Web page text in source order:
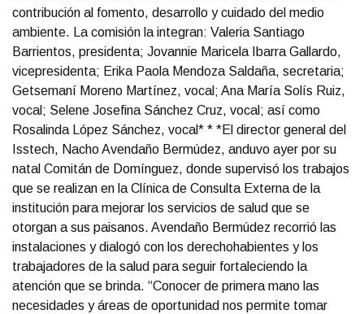
contribución al fomento, desarrollo y cuidado del medio
ambiente. La comisión la integran: Valeria Santiago
Barrientos, presidenta; Jovannie Maricela Ibarra Gallardo,
vicepresidenta; Erika Paola Mendoza Saldaña, secretaria;
Getsemaní Moreno Martínez, vocal; Ana María Solís Ruiz,
vocal; Selene Josefina Sánchez Cruz, vocal; así como
Rosalinda López Sánchez, vocal* * *El director general del
Isstech, Nacho Avendaño Bermúdez, anduvo ayer por su
natal Comitán de Domínguez, donde supervisó los trabajos
que se realizan en la Clínica de Consulta Externa de la
institución para mejorar los servicios de salud que se
otorgan a sus paisanos. Avendaño Bermúdez recorrió las
instalaciones y dialogó con los derechohabientes y los
trabajadores de la salud para seguir fortaleciendo la
atención que se brinda. “Conocer de primera mano las
necesidades y áreas de oportunidad nos permite tomar